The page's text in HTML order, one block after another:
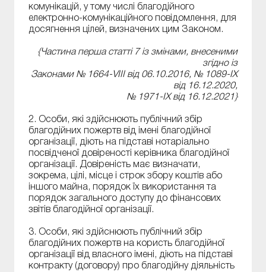
комунікацій, у тому числі благодійного
електронно-комунікаційного повідомлення, для
досягнення цілей, визначених цим Законом.
{Частина перша статті 7 із змінами, внесеними
згідно із
Законами № 1664-VIII від 06.10.2016, № 1089-IX
від 16.12.2020,
№ 1971-IX від 16.12.2021}
2. Особи, які здійснюють публічний збір
благодійних пожертв від імені благодійної
організації, діють на підставі нотаріально
посвідченої довіреності керівника благодійної
організації. Довіреність має визначати,
зокрема, цілі, місце і строк збору коштів або
іншого майна, порядок їх використання та
порядок загального доступу до фінансових
звітів благодійної організації.
3. Особи, які здійснюють публічний збір
благодійних пожертв на користь благодійної
організації від власного імені, діють на підставі
контракту (договору) про благодійну діяльність